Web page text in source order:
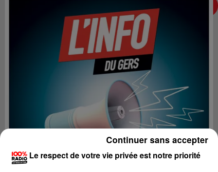
Le respect de votre vie privée est notre priorité
Continuer sans accepter